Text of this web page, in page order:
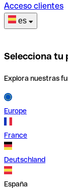
Acceso clientes
es
Selecciona tu
Explora nuestras
Europe
France
Deutschland
España